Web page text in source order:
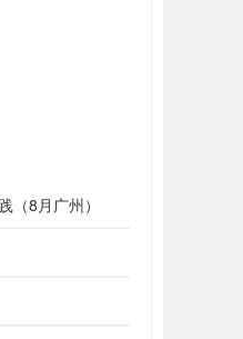
（8月广州）